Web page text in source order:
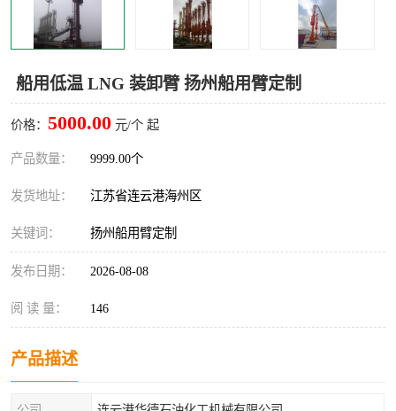
船用低温 LNG 装卸臂 扬州船用臂定制
价格： 5000.00 元/个 起
产品数量： 9999.00个
发货地址： 江苏省连云港海州区
关键词： 扬州船用臂定制
发布日期： 2026-08-08
阅 读 量： 146
产品描述
浮动出油装置